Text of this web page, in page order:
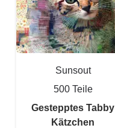
Sunsout
500 Teile
Gestepptes Tabby
Kätzchen